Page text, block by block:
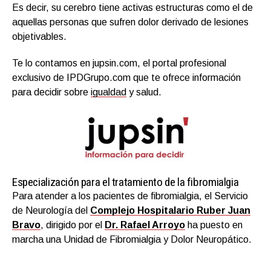
Es decir, su cerebro tiene activas estructuras como el de
aquellas personas que sufren dolor derivado de lesiones
objetivables.
Te lo contamos en jupsin.com, el portal profesional
exclusivo de IPDGrupo.com que te ofrece información
para decidir sobre igualdad y salud.
Especialización para el tratamiento de la fibromialgia
Para atender a los pacientes de fibromialgia, el Servicio
de Neurología del Complejo Hospitalario Ruber Juan
Bravo, dirigido por el Dr. Rafael Arroyo ha puesto en
marcha una Unidad de Fibromialgia y Dolor Neuropático.